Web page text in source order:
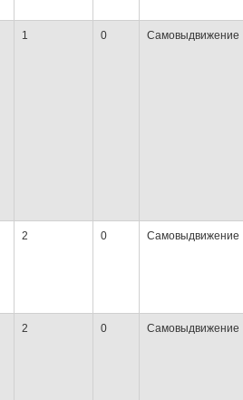
1 0 Самовыдвижение
2 0 Самовыдвижение
2 0 Самовыдвижение